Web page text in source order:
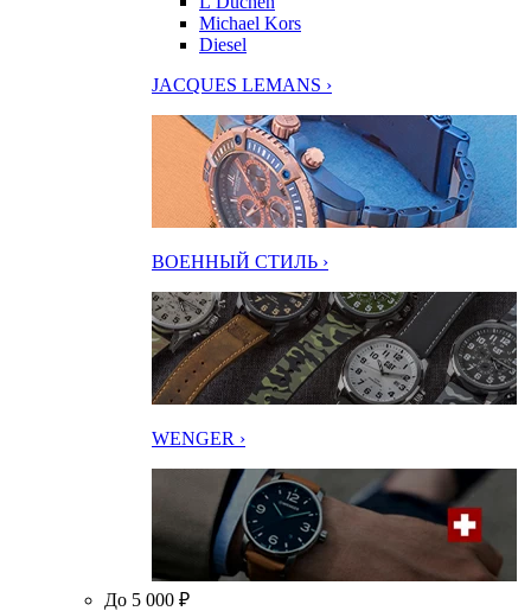
Michael Kors
Diesel
JACQUES LEMANS ›
ВОЕННЫЙ СТИЛЬ ›
WENGER ›
До 5 000 ₽